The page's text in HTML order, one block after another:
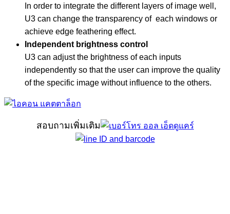
In order to integrate the different layers of image well,
U3 can change the transparency of each windows or
achieve edge feathering effect.
Independent brightness control
U3 can adjust the brightness of each inputs
independently so that the user can improve the quality
of the specific image without influence to the others.
สอบถามเพิ่มเติม